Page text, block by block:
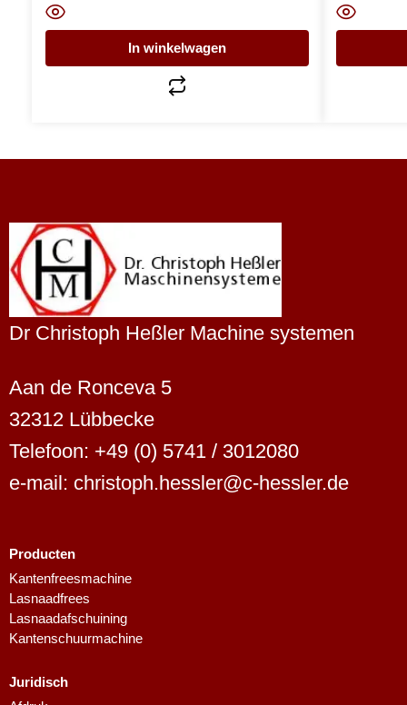
In winkelwagen
Dr Christoph Heßler Machine systemen
Aan de Ronceva 5
32312 Lübbecke
Telefoon: +49 (0) 5741 / 3012080
e-mail: christoph.hessler@c-hessler.de
Producten
Kantenfreesmachine
Lasnaadfrees
Lasnaadafschuining
Kantenschuurmachine
Juridisch